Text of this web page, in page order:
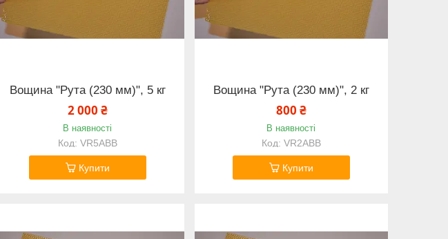
Вощина "Рута (230 мм)", 5 кг
2 000 ₴
В наявності
VR5ABB
Купити
Вощина "Рута (230 мм)", 2 кг
800 ₴
В наявності
VR2ABB
Купити